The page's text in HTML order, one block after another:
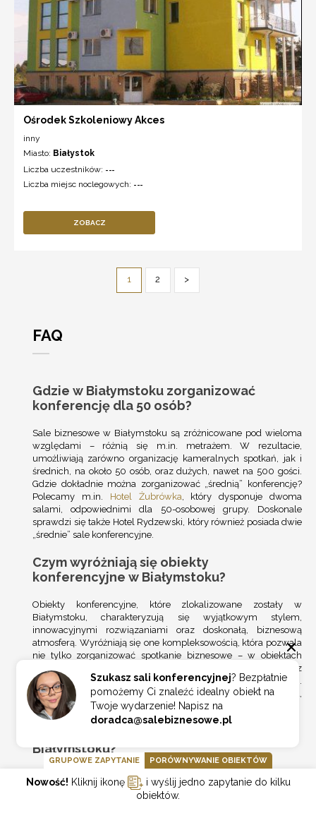
Ośrodek Szkoleniowy Akces
inny
Miasto: Białystok
Liczba uczestników: ---
Liczba miejsc noclegowych: ---
ZOBACZ
1 2 >
FAQ
Gdzie w Białymstoku zorganizować
konferencję dla 50 osób?
Sale biznesowe w Białymstoku są zróżnicowane pod wieloma
względami – różnią się m.in. metrażem. W rezultacie,
umożliwiają zarówno organizację kameralnych spotkań, jak i
średnich, na około 50 osób, oraz dużych, nawet na 500 gości.
Gdzie dokładnie można zorganizować „średnią” konferencję?
Polecamy m.in. Hotel Żubrówka, który dysponuje dwoma
salami, odpowiednimi dla 50-osobowej grupy. Doskonale
sprawdzi się także Hotel Rydzewski, który również posiada dwie
„średnie” sale konferencyjne.
Czym wyróżniają się obiekty
konferencyjne w Białymstoku?
Obiekty konferencyjne, które zlokalizowane zostały w
Białymstoku, charakteryzują się wyjątkowym stylem,
innowacyjnymi rozwiązaniami oraz doskonałą, biznesową
atmosferą. Wyróżniają się one kompleksowością, która pozwala
nie tylko zorganizować spotkanie biznesowe – w obiektach
możliwe jest także skorzystanie z zaplecza noclegowego, z
usług gastronomicznych oraz z wielu atrakcji dodatkowych.
Profesjonalizm, który czeka na gości właśnie w Białymstoku,
wspominany jest latami.
Białymstoku?
Organizacja konferencji w Białymstoku i jego okolicach to
absolutny strzał w dziesiątkę. Zwłaszcza, gdy chcemy
zorganizować duży event, na który zaprosimy kilkuset
Szukasz sali konferencyjnej? Bezpłatnie
pomożemy Ci znaleźć idealny obiekt na
Twoje wydarzenie! Napisz na
doradca@salebiznesowe.pl
GRUPOWE ZAPYTANIE PORÓWNYWANIE OBIEKTÓW
Nowość! Kliknij ikonę
i wyślij jedno zapytanie do kilku
obiektów.